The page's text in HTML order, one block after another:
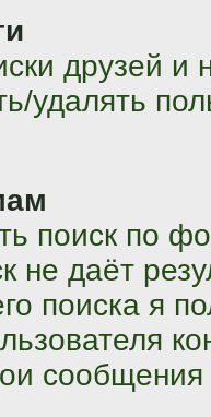
друзей и
удалять
поиск по
не даёт
поиска я